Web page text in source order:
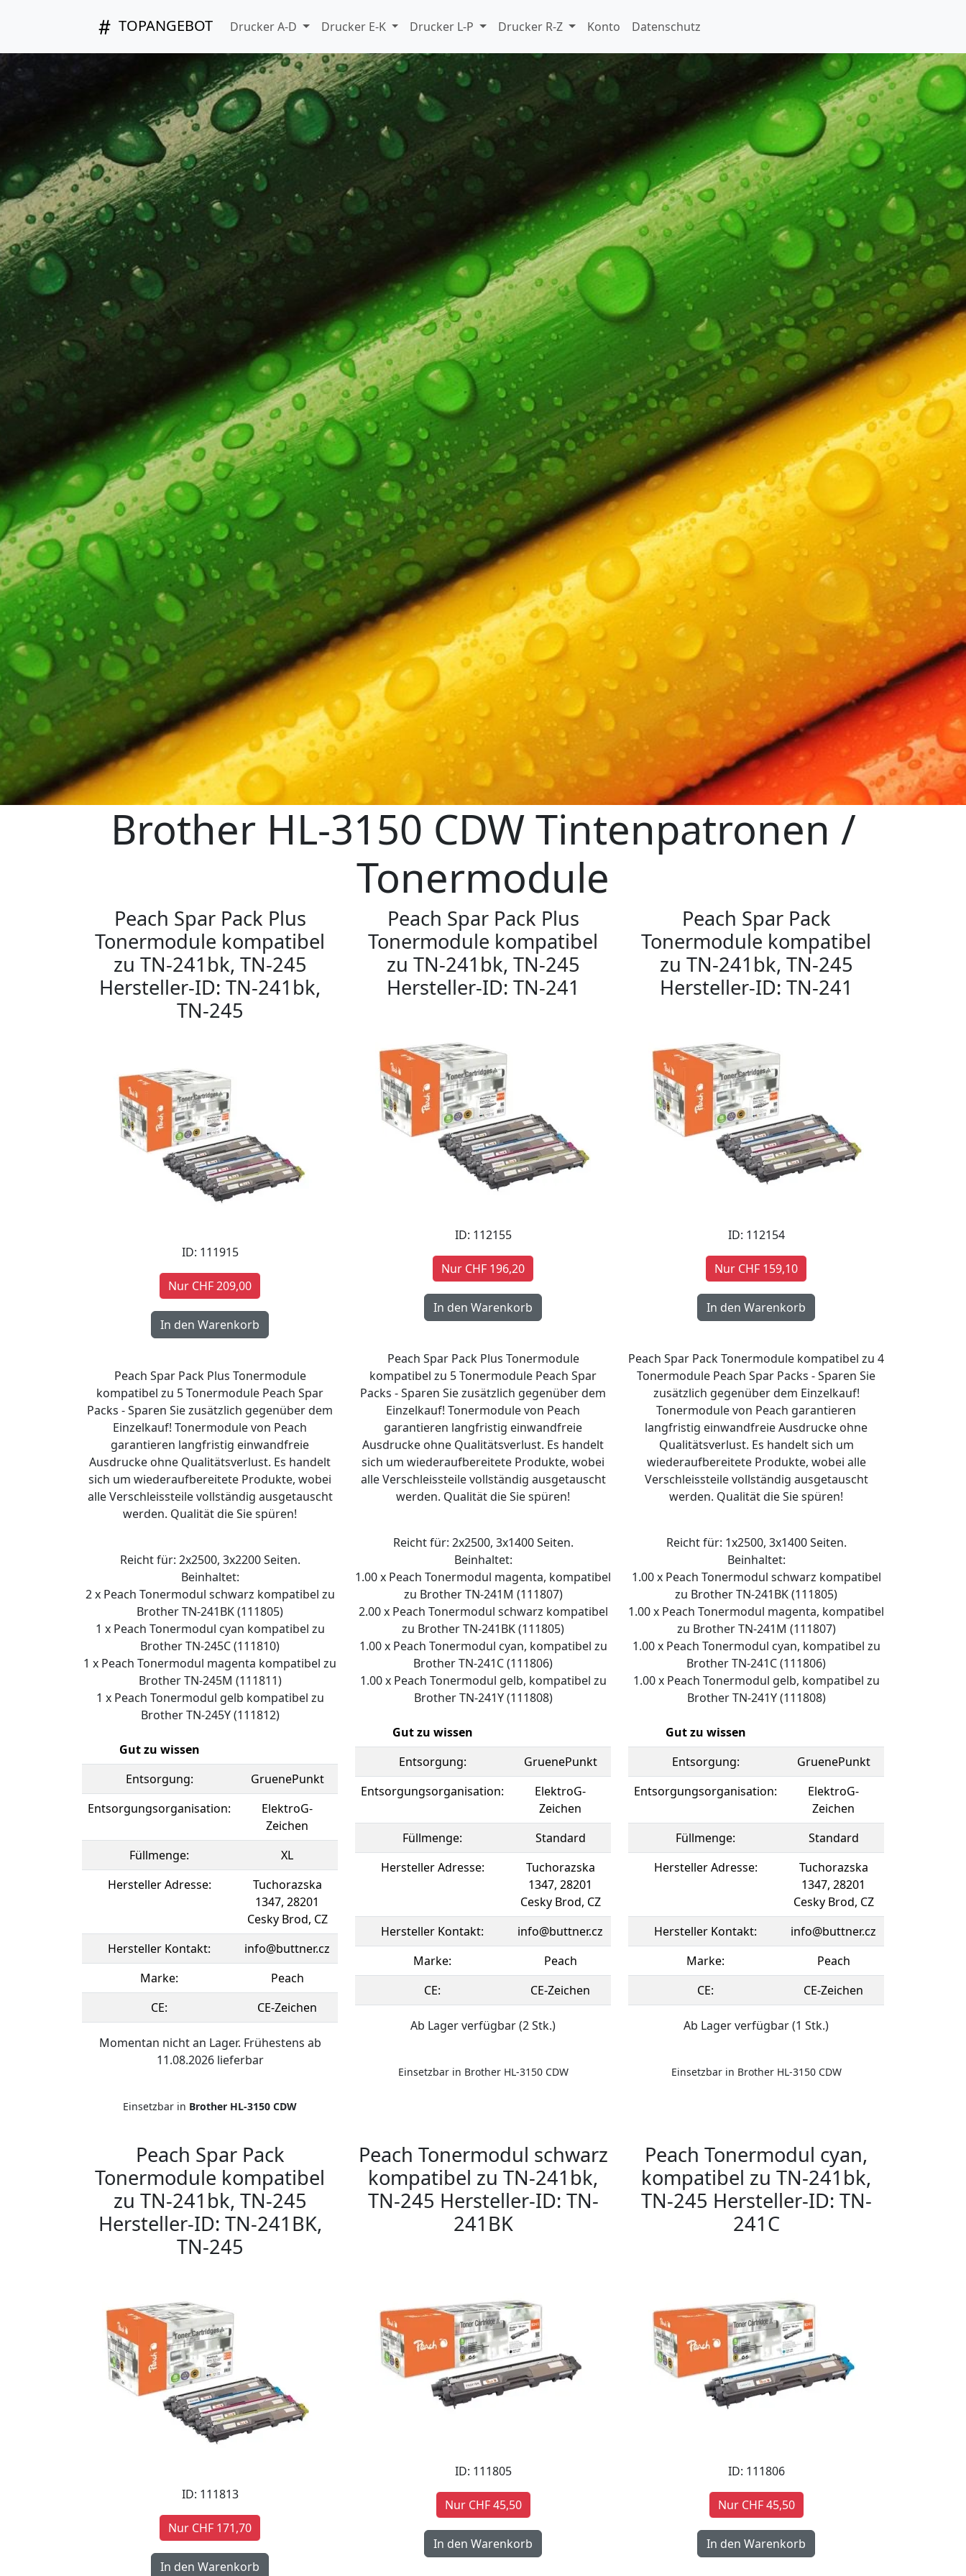
TOPANGEBOT Drucker A-D Drucker E-K Drucker L-P Drucker R-Z Konto Datenschutz
Brother HL-3150 CDW Tintenpatronen /
Tonermodule
Peach Spar Pack Plus
Tonermodule kompatibel
zu TN-241bk, TN-245
Hersteller-ID: TN-241bk,
TN-245
ID: 111915
Nur CHF 209,00
Peach Spar Pack Plus Tonermodule
kompatibel zu 5 Tonermodule Peach Spar
Packs - Sparen Sie zusätzlich gegenüber dem
Einzelkauf! Tonermodule von Peach
garantieren langfristig einwandfreie
Ausdrucke ohne Qualitätsverlust. Es handelt
sich um wiederaufbereitete Produkte, wobei
alle Verschleissteile vollständig ausgetauscht
werden. Qualität die Sie spüren!
Reicht für: 2x2500, 3x2200 Seiten.
Beinhaltet:
2 x Peach Tonermodul schwarz kompatibel zu
Brother TN-241BK (111805)
1 x Peach Tonermodul cyan kompatibel zu
Brother TN-245C (111810)
1 x Peach Tonermodul magenta kompatibel zu
Brother TN-245M (111811)
1 x Peach Tonermodul gelb kompatibel zu
Brother TN-245Y (111812)
Gut zu wissen
Entsorgung:
GruenePunkt
Entsorgungsorganisation:
ElektroG-
Zeichen
Füllmenge:
XL
Hersteller Adresse:
Tuchorazska
1347, 28201
Cesky Brod, CZ
Hersteller Kontakt:
info@buttner.cz
Marke:
Peach
CE:
CE-Zeichen
Momentan nicht an Lager. Frühestens ab
11.08.2026 lieferbar
Einsetzbar in Brother HL-3150 CDW
Peach Spar Pack Plus
Tonermodule kompatibel
zu TN-241bk, TN-245
Hersteller-ID: TN-241
ID: 112155
Nur CHF 196,20
Peach Spar Pack Plus Tonermodule
kompatibel zu 5 Tonermodule Peach Spar
Packs - Sparen Sie zusätzlich gegenüber dem
Einzelkauf! Tonermodule von Peach
garantieren langfristig einwandfreie
Ausdrucke ohne Qualitätsverlust. Es handelt
sich um wiederaufbereitete Produkte, wobei
alle Verschleissteile vollständig ausgetauscht
werden. Qualität die Sie spüren!
Reicht für: 2x2500, 3x1400 Seiten.
Beinhaltet:
1.00 x Peach Tonermodul magenta, kompatibel
zu Brother TN-241M (111807)
2.00 x Peach Tonermodul schwarz kompatibel
zu Brother TN-241BK (111805)
1.00 x Peach Tonermodul cyan, kompatibel zu
Brother TN-241C (111806)
1.00 x Peach Tonermodul gelb, kompatibel zu
Brother TN-241Y (111808)
Gut zu wissen
Entsorgung:
GruenePunkt
Entsorgungsorganisation:
ElektroG-
Zeichen
Füllmenge:
Standard
Hersteller Adresse:
Tuchorazska
1347, 28201
Cesky Brod, CZ
Hersteller Kontakt:
info@buttner.cz
Marke:
Peach
CE:
CE-Zeichen
Ab Lager verfügbar (2 Stk.)
Einsetzbar in Brother HL-3150 CDW
Peach Spar Pack
Tonermodule kompatibel
zu TN-241bk, TN-245
Hersteller-ID: TN-241
ID: 112154
Nur CHF 159,10
Peach Spar Pack Tonermodule kompatibel zu 4
Tonermodule Peach Spar Packs - Sparen Sie
zusätzlich gegenüber dem Einzelkauf!
Tonermodule von Peach garantieren
langfristig einwandfreie Ausdrucke ohne
Qualitätsverlust. Es handelt sich um
wiederaufbereitete Produkte, wobei alle
Verschleissteile vollständig ausgetauscht
werden. Qualität die Sie spüren!
Reicht für: 1x2500, 3x1400 Seiten.
Beinhaltet:
1.00 x Peach Tonermodul schwarz kompatibel
zu Brother TN-241BK (111805)
1.00 x Peach Tonermodul magenta, kompatibel
zu Brother TN-241M (111807)
1.00 x Peach Tonermodul cyan, kompatibel zu
Brother TN-241C (111806)
1.00 x Peach Tonermodul gelb, kompatibel zu
Brother TN-241Y (111808)
Gut zu wissen
Entsorgung:
GruenePunkt
Entsorgungsorganisation:
ElektroG-
Zeichen
Füllmenge:
Standard
Hersteller Adresse:
Tuchorazska
1347, 28201
Cesky Brod, CZ
Hersteller Kontakt:
info@buttner.cz
Marke:
Peach
CE:
CE-Zeichen
Ab Lager verfügbar (1 Stk.)
Einsetzbar in Brother HL-3150 CDW
Peach Spar Pack
Tonermodule kompatibel
zu TN-241bk, TN-245
Hersteller-ID: TN-241BK,
TN-245
ID: 111813
Nur CHF 171,70
Peach Tonermodul schwarz
kompatibel zu TN-241bk,
TN-245 Hersteller-ID: TN-
241BK
ID: 111805
Nur CHF 45,50
Peach Tonermodul cyan,
kompatibel zu TN-241bk,
TN-245 Hersteller-ID: TN-
241C
ID: 111806
Nur CHF 45,50